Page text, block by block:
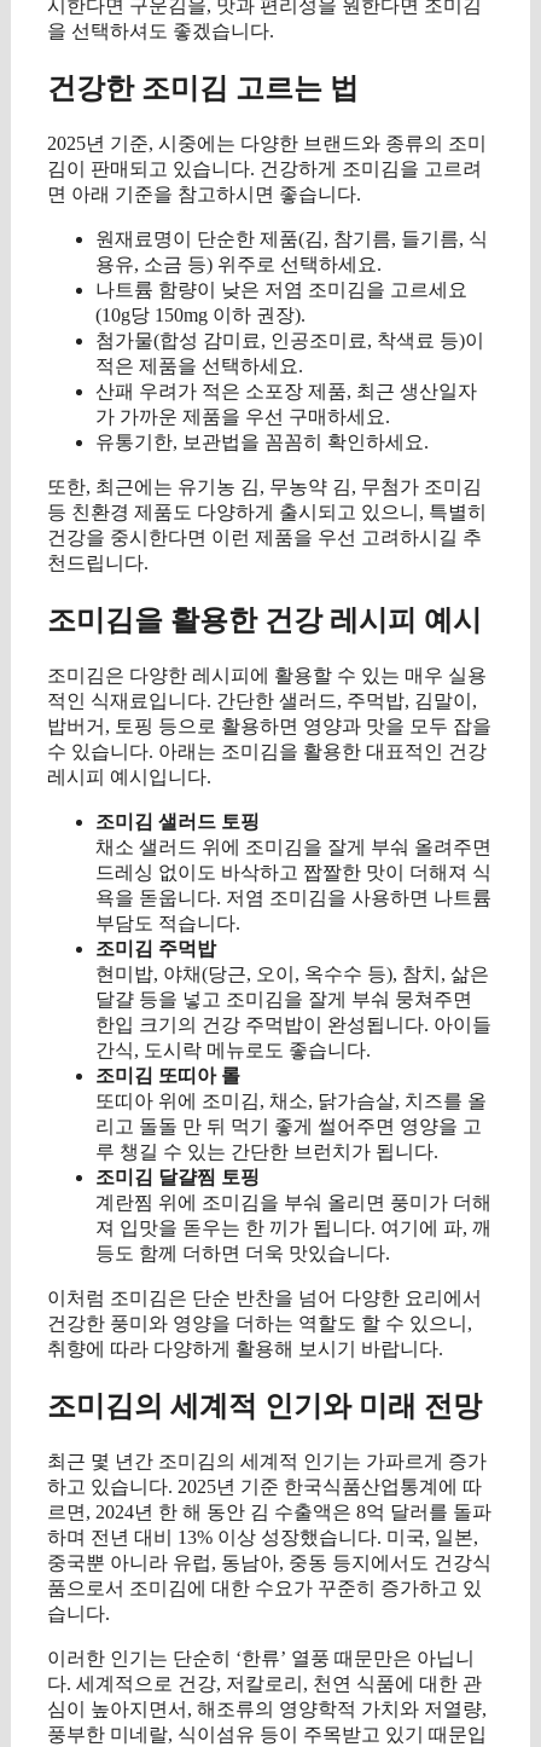
시한다면 구운김을, 맛과 편리성을 원한다면 조미김
을 선택하셔도 좋겠습니다.
건강한 조미김 고르는 법
2025년 기준, 시중에는 다양한 브랜드와 종류의 조미
김이 판매되고 있습니다. 건강하게 조미김을 고르려
면 아래 기준을 참고하시면 좋습니다.
원재료명이 단순한 제품(김, 참기름, 들기름, 식
용유, 소금 등) 위주로 선택하세요.
나트륨 함량이 낮은 저염 조미김을 고르세요
(10g당 150mg 이하 권장).
첨가물(합성 감미료, 인공조미료, 착색료 등)이
적은 제품을 선택하세요.
산패 우려가 적은 소포장 제품, 최근 생산일자
가 가까운 제품을 우선 구매하세요.
유통기한, 보관법을 꼼꼼히 확인하세요.
또한, 최근에는 유기농 김, 무농약 김, 무첨가 조미김
등 친환경 제품도 다양하게 출시되고 있으니, 특별히
건강을 중시한다면 이런 제품을 우선 고려하시길 추
천드립니다.
조미김을 활용한 건강 레시피 예시
조미김은 다양한 레시피에 활용할 수 있는 매우 실용
적인 식재료입니다. 간단한 샐러드, 주먹밥, 김말이,
밥버거, 토핑 등으로 활용하면 영양과 맛을 모두 잡을
수 있습니다. 아래는 조미김을 활용한 대표적인 건강
레시피 예시입니다.
조미김 샐러드 토핑
채소 샐러드 위에 조미김을 잘게 부숴 올려주면
드레싱 없이도 바삭하고 짭짤한 맛이 더해져 식
욕을 돋웁니다. 저염 조미김을 사용하면 나트륨
부담도 적습니다.
조미김 주먹밥
현미밥, 야채(당근, 오이, 옥수수 등), 참치, 삶은
달걀 등을 넣고 조미김을 잘게 부숴 뭉쳐주면
한입 크기의 건강 주먹밥이 완성됩니다. 아이들
간식, 도시락 메뉴로도 좋습니다.
조미김 또띠아 롤
또띠아 위에 조미김, 채소, 닭가슴살, 치즈를 올
리고 돌돌 만 뒤 먹기 좋게 썰어주면 영양을 고
루 챙길 수 있는 간단한 브런치가 됩니다.
조미김 달걀찜 토핑
계란찜 위에 조미김을 부숴 올리면 풍미가 더해
져 입맛을 돋우는 한 끼가 됩니다. 여기에 파, 깨
등도 함께 더하면 더욱 맛있습니다.
이처럼 조미김은 단순 반찬을 넘어 다양한 요리에서
건강한 풍미와 영양을 더하는 역할도 할 수 있으니,
취향에 따라 다양하게 활용해 보시기 바랍니다.
조미김의 세계적 인기와 미래 전망
최근 몇 년간 조미김의 세계적 인기는 가파르게 증가
하고 있습니다. 2025년 기준 한국식품산업통계에 따
르면, 2024년 한 해 동안 김 수출액은 8억 달러를 돌파
하며 전년 대비 13% 이상 성장했습니다. 미국, 일본,
중국뿐 아니라 유럽, 동남아, 중동 등지에서도 건강식
품으로서 조미김에 대한 수요가 꾸준히 증가하고 있
습니다.
이러한 인기는 단순히 ‘한류’ 열풍 때문만은 아닙니
다. 세계적으로 건강, 저칼로리, 천연 식품에 대한 관
심이 높아지면서, 해조류의 영양학적 가치와 저열량,
풍부한 미네랄, 식이섬유 등이 주목받고 있기 때문입